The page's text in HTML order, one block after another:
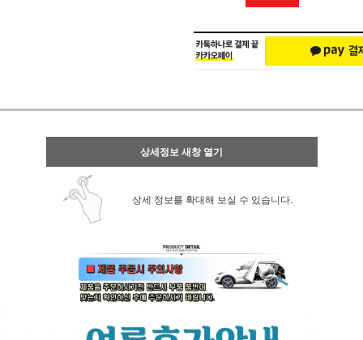
상세정보 새창 열기
상세 정보를 확대해 보실 수 있습니다.